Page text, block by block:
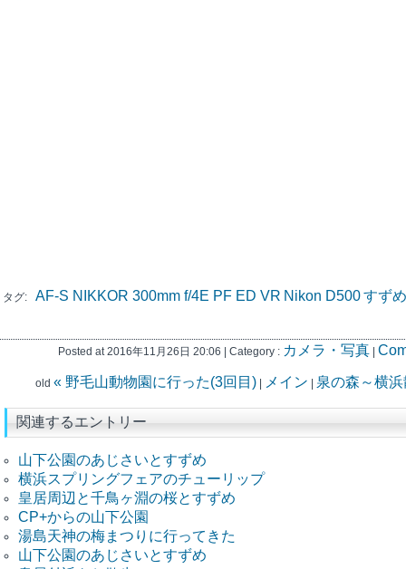
タグ: AF-S NIKKOR 300mm f/4E PF ED VR Nikon D500すずめ
Posted at 2016年11月26日 20:06 | Category : カメラ・写真
old « 野毛山動物園に行った(3回目) メイン 泉の森～横
関連するエントリー
山下公園のあじさいとすずめ
横浜スプリングフェアのチューリップ
皇居周辺と千鳥ヶ淵の桜とすずめ
CP+からの山下公園
湯島天神の梅まつりに行ってきた
山下公園のあじさいとすずめ